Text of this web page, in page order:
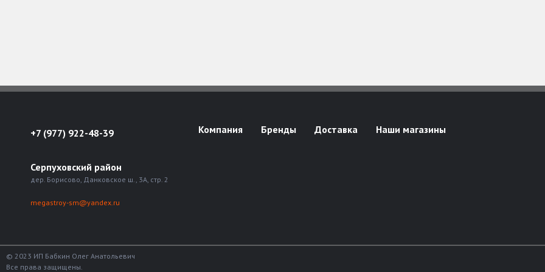
+7 (977) 922-48-39
Серпуховский район
дер. Борисово, Данковское ш., 3А, стр. 2
megastroy-sm@yandex.ru
Компания Бренды Доставка Наши магазины
© 2023 ИП Бабкин Олег Анатольевич
Все права защищены.